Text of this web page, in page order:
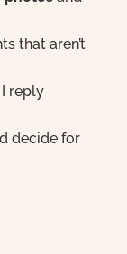
that aren’t
reply
decide for